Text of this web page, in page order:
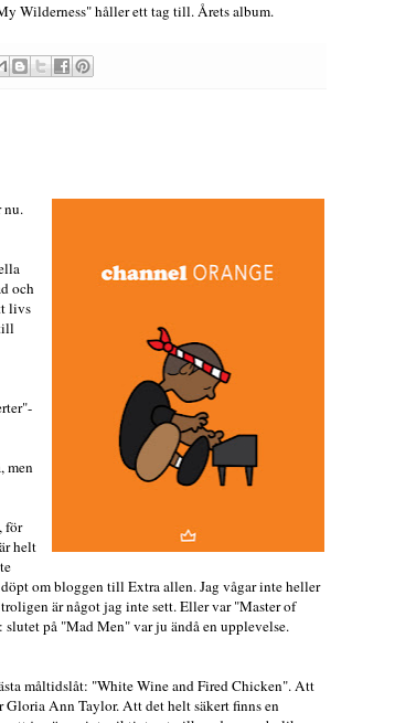
Wilderness" håller ett tag till. Årets album.
nu.
och
livs
men
för
helt
om bloggen till Extra allen. Jag vågar inte heller
är något jag inte sett. Eller var "Master of
på "Mad Men" var ju ändå en upplevelse.
måltidslåt: "White Wine and Fired Chicken". Att
Ann Taylor. Att det helt säkert finns en